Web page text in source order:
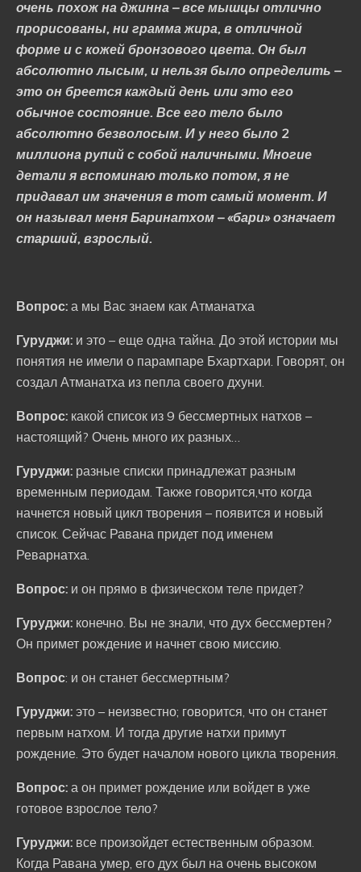
очень похож на джинна – все мышцы отлично
прорисованы, ни грамма жира, в отличной
форме и с кожей бронзового цвета. Он был
абсолютно лысым, и нельзя было определить –
это он бреется каждый день или это его
обычное состояние. Все его тело было
абсолютно безволосым. И у него было 2
миллиона рупий с собой наличными. Многие
детали я вспоминаю только потом, я не
придавал им значения в тот самый момент. И
он называл меня Баринатхом – «бари» означает
старший, взрослый.
Вопрос: а мы Вас знаем как Атманатха
Гуруджи: и это – еще одна тайна. До этой истории мы
понятия не имели о парампаре Бхартхари. Говорят, он
создал Атманатха из пепла своего дхуни.
Вопрос: какой список из 9 бессмертных натхов –
настоящий? Очень много их разных…
Гуруджи: разные списки принадлежат разным
временным периодам. Также говорится,что когда
начнется новый цикл творения – появится и новый
список. Сейчас Равана придет под именем
Реварнатха.
Вопрос: и он прямо в физическом теле придет?
Гуруджи: конечно. Вы не знали, что дух бессмертен?
Он примет рождение и начнет свою миссию.
Вопрос: и он станет бессмертным?
Гуруджи: это – неизвестно; говорится, что он станет
первым натхом. И тогда другие натхи примут
рождение. Это будет началом нового цикла творения.
Вопрос: а он примет рождение или войдет в уже
готовое взрослое тело?
Гуруджи: все произойдет естественным образом.
Когда Равана умер, его дух был на очень высоком